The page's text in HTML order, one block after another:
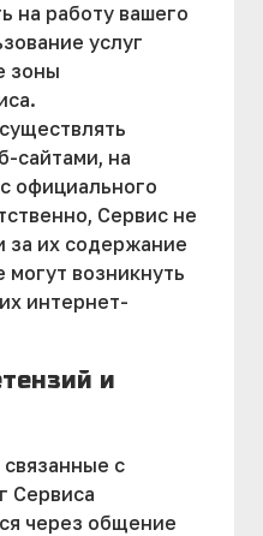
на работу вашего
услуг
зоны
сайтами, на
официального
Сервис не
за их содержание
возникнуть
интернет-
и
с
Сервиса
через общение